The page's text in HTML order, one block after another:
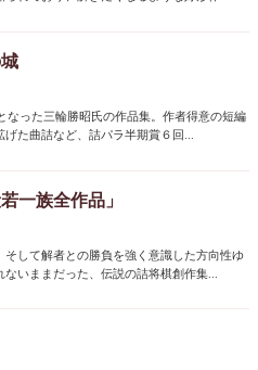
なった三輪勝昭氏の作品集。作者得意の短編
た曲詰など、詰パラ半期賞６回...
一族全作品」
そして解者との勝負を強く意識した方向性ゆ
いままだった、伝説の詰将棋創作集...